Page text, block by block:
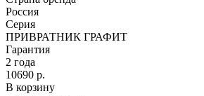
Россия
Серия
ПРИВРАТНИК ГРАФИТ
Гарантия
2 года
10690 р.
В корзину